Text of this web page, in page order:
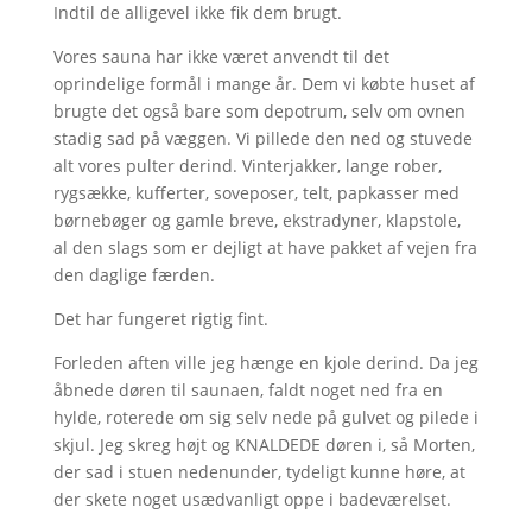
Indtil de alligevel ikke fik dem brugt.
Vores sauna har ikke været anvendt til det
oprindelige formål i mange år. Dem vi købte huset af
brugte det også bare som depotrum, selv om ovnen
stadig sad på væggen. Vi pillede den ned og stuvede
alt vores pulter derind. Vinterjakker, lange rober,
rygsække, kufferter, soveposer, telt, papkasser med
børnebøger og gamle breve, ekstradyner, klapstole,
al den slags som er dejligt at have pakket af vejen fra
den daglige færden.
Det har fungeret rigtig fint.
Forleden aften ville jeg hænge en kjole derind. Da jeg
åbnede døren til saunaen, faldt noget ned fra en
hylde, roterede om sig selv nede på gulvet og pilede i
skjul. Jeg skreg højt og KNALDEDE døren i, så Morten,
der sad i stuen nedenunder, tydeligt kunne høre, at
der skete noget usædvanligt oppe i badeværelset.